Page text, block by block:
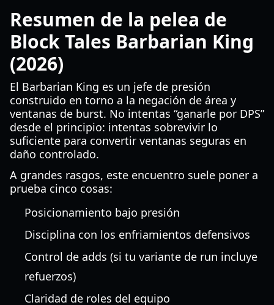
Resumen de la pelea de
Block Tales Barbarian King
(2026)
El Barbarian King es un jefe de presión
construido en torno a la negación de área y
ventanas de burst. No intentas “ganarle por DPS”
desde el principio: intentas sobrevivir lo
suficiente para convertir ventanas seguras en
daño controlado.
A grandes rasgos, este encuentro suele poner a
prueba cinco cosas:
Posicionamiento bajo presión
Disciplina con los enfriamientos defensivos
Control de adds (si tu variante de run incluye
refuerzos)
Claridad de roles del equipo